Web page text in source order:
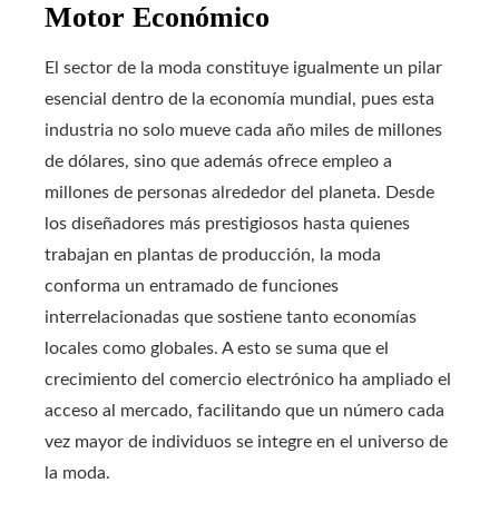
Motor Económico
El sector de la moda constituye igualmente un pilar
esencial dentro de la economía mundial, pues esta
industria no solo mueve cada año miles de millones
de dólares, sino que además ofrece empleo a
millones de personas alrededor del planeta. Desde
los diseñadores más prestigiosos hasta quienes
trabajan en plantas de producción, la moda
conforma un entramado de funciones
interrelacionadas que sostiene tanto economías
locales como globales. A esto se suma que el
crecimiento del comercio electrónico ha ampliado el
acceso al mercado, facilitando que un número cada
vez mayor de individuos se integre en el universo de
la moda.